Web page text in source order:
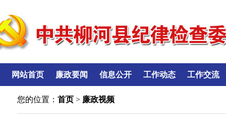
网站首页 廉政要闻 信息公开 工作动态 工作交流
您的位置：首页 > 廉政视频